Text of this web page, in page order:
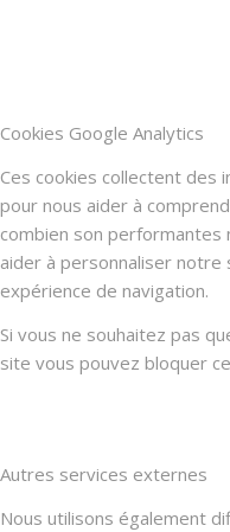
Cookies Google Analytics
Ces cookies collectent des
pour nous aider à
combien son performantes
aider à personnaliser notre
expérience de navigation.
Si vous ne souhaitez pas
site vous pouvez bloquer
Autres services externes
Nous utilisons également